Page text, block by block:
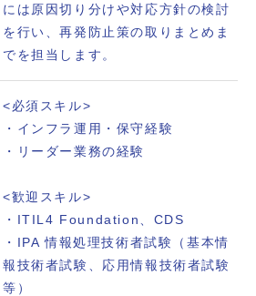
には原因切り分けや対応方針の検討
を行い、再発防止策の取りまとめま
でを担当します。
<必須スキル>
・インフラ運用・保守経験
・リーダー業務の経験
<歓迎スキル>
・ITIL4 Foundation、CDS
・IPA 情報処理技術者試験（基本情
報技術者試験、応用情報技術者試験
等）